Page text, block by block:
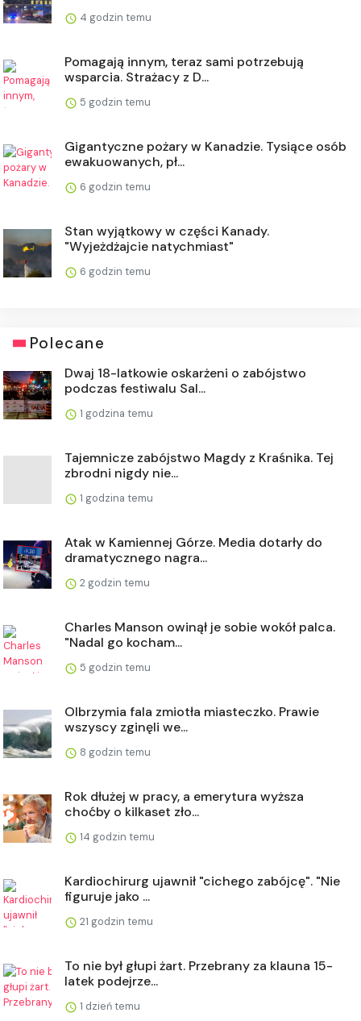
4 godzin temu
Pomagają innym, teraz sami potrzebują
wsparcia. Strażacy z D...
5 godzin temu
Gigantyczne pożary w Kanadzie. Tysiące osób
ewakuowanych, pł...
6 godzin temu
Stan wyjątkowy w części Kanady.
"Wyjeżdżajcie natychmiast"
6 godzin temu
Polecane
Dwaj 18-latkowie oskarżeni o zabójstwo
podczas festiwalu Sal...
1 godzina temu
Tajemnicze zabójstwo Magdy z Kraśnika. Tej
zbrodni nigdy nie...
1 godzina temu
Atak w Kamiennej Górze. Media dotarły do
dramatycznego nagra...
2 godzin temu
Charles Manson owinął je sobie wokół palca.
"Nadal go kocham...
5 godzin temu
Olbrzymia fala zmiotła miasteczko. Prawie
wszyscy zginęli we...
8 godzin temu
Rok dłużej w pracy, a emerytura wyższa
choćby o kilkaset zło...
14 godzin temu
Kardiochirurg ujawnił "cichego zabójcę". "Nie
figuruje jako ...
21 godzin temu
To nie był głupi żart. Przebrany za klauna 15-
latek podejrze...
1 dzień temu